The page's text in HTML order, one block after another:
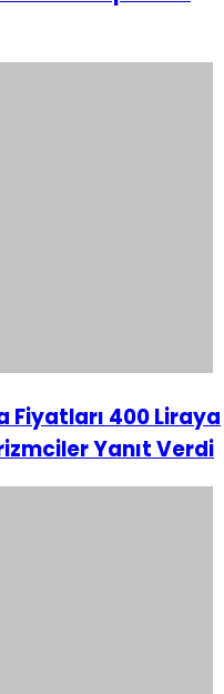
Fiyatları 400 Liraya
Yanıt Verdi